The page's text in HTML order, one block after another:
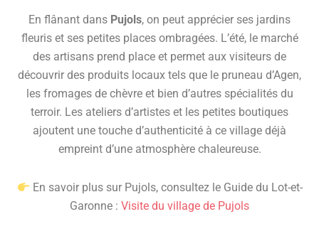
En flânant dans Pujols, on peut apprécier ses jardins
fleuris et ses petites places ombragées. L’été, le marché
des artisans prend place et permet aux visiteurs de
découvrir des produits locaux tels que le pruneau d’Agen,
les fromages de chèvre et bien d’autres spécialités du
terroir. Les ateliers d’artistes et les petites boutiques
ajoutent une touche d’authenticité à ce village déjà
empreint d’une atmosphère chaleureuse.
En savoir plus sur Pujols, consultez le Guide du Lot-et-
Garonne : Visite du village de Pujols